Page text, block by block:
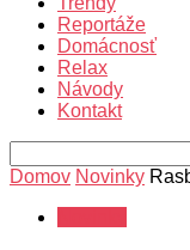
Reportáže
Domácnosť
Relax
Návody
Kontakt
Domov Novinky